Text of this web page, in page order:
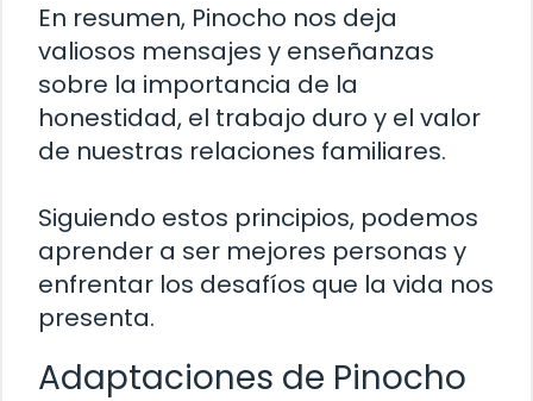
En resumen, Pinocho nos deja
valiosos mensajes y enseñanzas
sobre la importancia de la
honestidad, el trabajo duro y el valor
de nuestras relaciones familiares.
Siguiendo estos principios, podemos
aprender a ser mejores personas y
enfrentar los desafíos que la vida nos
presenta.
Adaptaciones de Pinocho